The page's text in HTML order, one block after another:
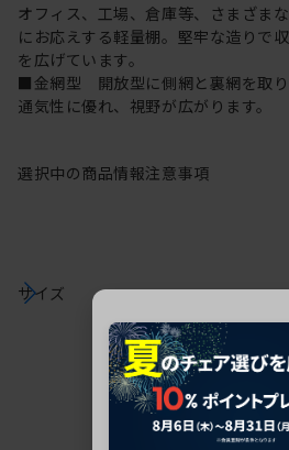
オフィス、工場、倉庫等、さまざま
にお応えする軽量棚。堅牢な造りで
を広げています。
■金網型 開放型に側網と裏網を取り
通気性に優れ、視野が広がります。
選択中の商品情報注意事項
サイズ